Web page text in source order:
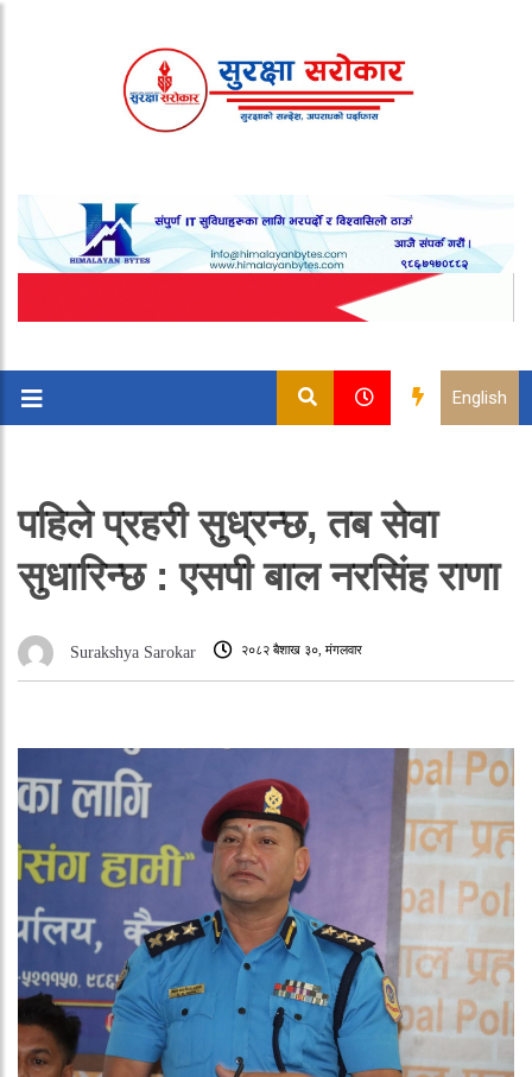
English
पहिले प्रहरी सुध्रन्छ, तब सेवा
सुधारिन्छ : एसपी बाल नरसिंह राणा
Surakshya Sarokar २०८२ बैशाख ३०, मंगलवार